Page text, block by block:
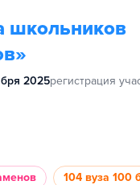
школьников
2025регистрация
104 вуза 100